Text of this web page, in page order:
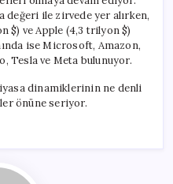
değeri ile zirvede yer alırken,
$) ve Apple (4,3 trilyon $)
ise Microsoft, Amazon,
Tesla ve Meta bulunuyor.
dinamiklerinin ne denli
önüne seriyor.